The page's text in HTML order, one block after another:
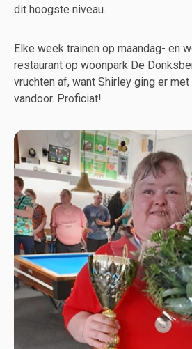
dit hoogste niveau.
Elke week trainen op maandag- en
restaurant op woonpark De
vruchten af, want Shirley ging er
vandoor. Proficiat!